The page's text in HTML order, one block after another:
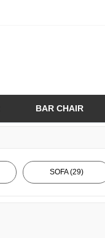
BAR CHAIR
SOFA (29)